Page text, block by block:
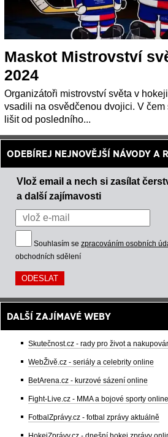
Maskot Mistrovství
2024
Organizátoři mistrovství světa v
vsadili na osvědčenou dvojici. V
lišit od posledního...
ODEBÍREJ NEJNOVĚJŠÍ NÁVODY A
Vlož email a nech si zasílat
a další zajímavosti
Souhlasím se zpracováním osobních
obchodních sdělení
DALŠÍ ZAJÍMAVÉ WEBY
Skutečnost.cz - rady pro život a
WebŽivě.cz - seriály a celebrity online
BetArena.cz - kurzové sázení online
Fight-Live.cz - MMA a bojové sporty online
FotbalZprávy.cz - fotbal zprávy aktuálně